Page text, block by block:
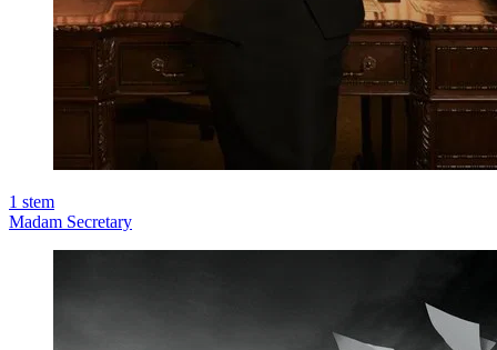
1 stem
Madam Secretary